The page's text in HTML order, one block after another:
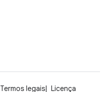
Termos legais Licença